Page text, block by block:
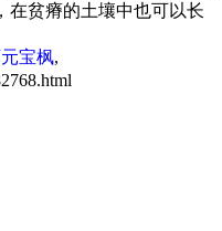
在贫瘠的土壤中也可以长
宝枫,